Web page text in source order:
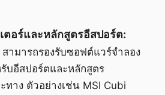
ตอร์และหลักสูตรอีสปอร์ต:
สามารถรองรับซอฟต์แวร์จำลอง
บอีสปอร์ตและหลักสูตร
ทาง ตัวอย่างเช่น MSI Cubi